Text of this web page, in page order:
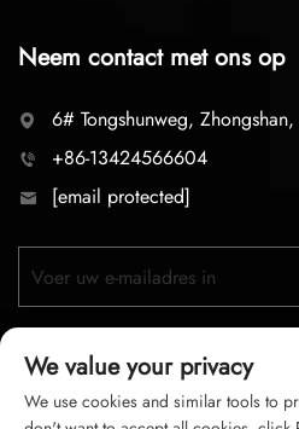
Neem contact met ons op
6# Tongshunweg,
+86-13424566604
[email protected]
We value your privacy
We use cookies and similar tools to